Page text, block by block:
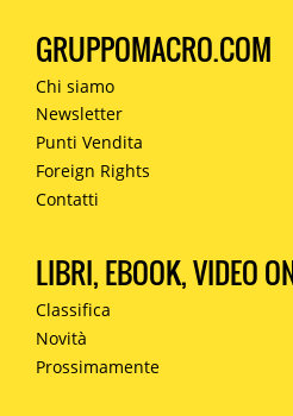
GRUPPOMACRO.COM
Chi siamo
Newsletter
Punti Vendita
Foreign Rights
Contatti
LIBRI, EBOOK, VIDEO
Classifica
Novità
Prossimamente